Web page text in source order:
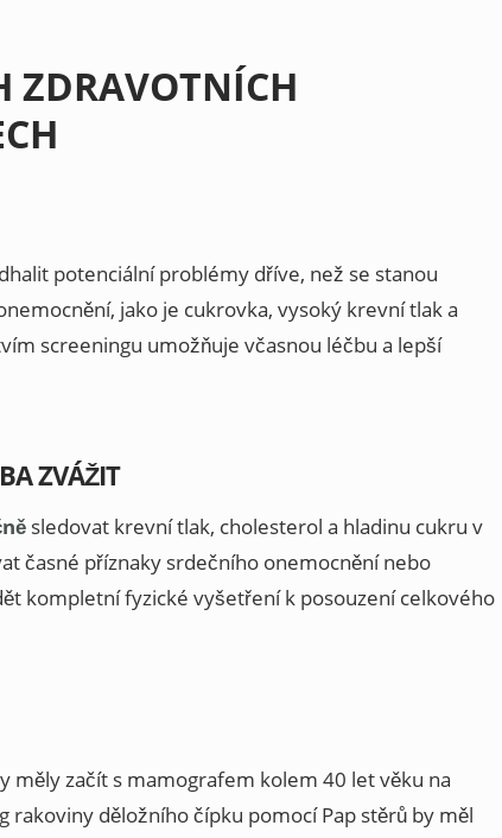
ZDRAVOTNÍCH
potenciální problémy dříve, než se stanou
jako je cukrovka, vysoký krevní tlak a
screeningu umožňuje včasnou léčbu a lepší
ZVÁŽIT
sledovat krevní tlak, cholesterol a hladinu cukru v
časné příznaky srdečního onemocnění nebo
kompletní fyzické vyšetření k posouzení celkového
měly začít s mamografem kolem 40 let věku na
rakoviny děložního čípku pomocí Pap stěrů by měl